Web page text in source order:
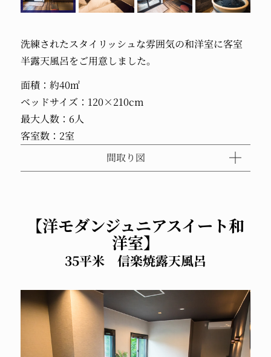
洗練されたスタイリッシュな雰囲気の和洋室に客室
半露天風呂をご用意しました。
面積：約40㎡
ベッドサイズ：120×210cm
最大人数：6人
客室数：2室
間取り図
【洋モダンジュニアスイート和
洋室】
35平米 信楽焼露天風呂